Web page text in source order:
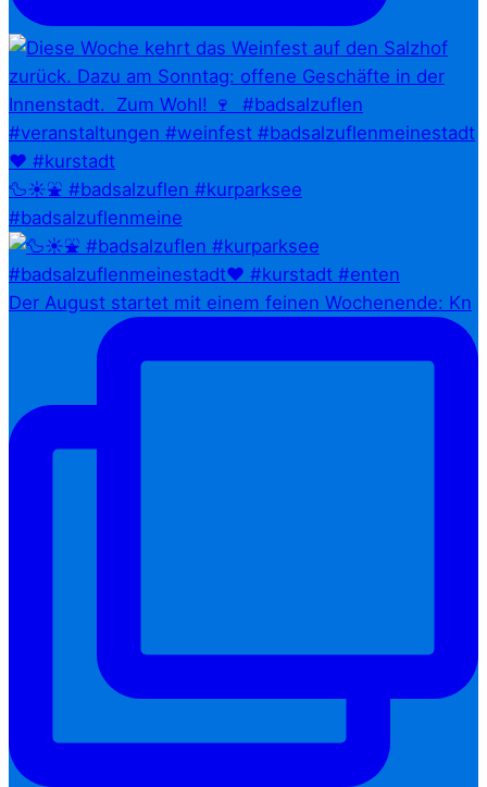
🦆☀️⛲ #badsalzuflen #kurparksee
#badsalzuflenmeine
Der August startet mit einem feinen Wochenende: Kn